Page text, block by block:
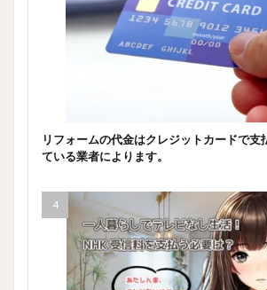
リフォームの代金はクレジットカードで支
ている業者によります。